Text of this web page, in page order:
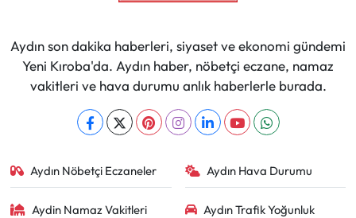
Aydın son dakika haberleri, siyaset ve ekonomi gündemi
Yeni Kıroba'da. Aydın haber, nöbetçi eczane, namaz
vakitleri ve hava durumu anlık haberlerle burada.
Aydın Nöbetçi Eczaneler Aydın Hava Durumu
Aydin Namaz Vakitleri
Aydın Trafik Yoğunluk